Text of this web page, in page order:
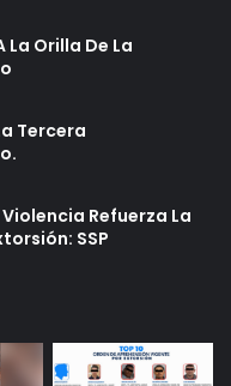
Orilla De La
Tercera
Refuerza La
SSP